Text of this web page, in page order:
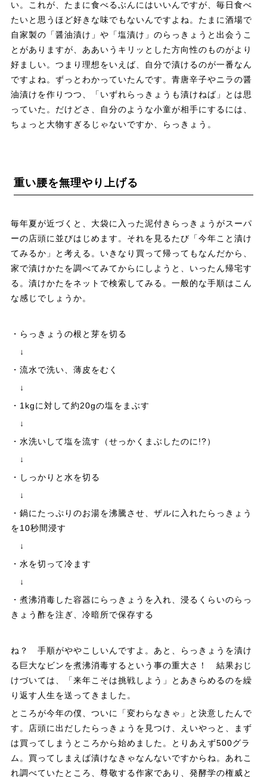
い。これが、たまに食べるぶんにはいいんですが、毎日食べ
たいと思うほど好きな味でもないんですよね。たまに酒場で
自家製の「醤油漬け」や「塩漬け」のらっきょうと出会うこ
とがありますが、ああいうキリッとした方向性のものがより
好ましい。つまり理想をいえば、自分で漬けるのが一番なん
ですよね。ずっとわかっていたんです。青唐辛子やニラの醤
油漬けを作りつつ、「いずれらっきょうも漬けねば」とは思
っていた。だけどさ、自分のような小童が相手にするには、
ちょっと大物すぎるじゃないですか、らっきょう。
重い腰を無理やり上げる
毎年夏が近づくと、大袋に入った泥付きらっきょうがスーパ
ーの店頭に並びはじめます。それを見るたび「今年こと漬け
てみるか」と考える。いきなり買って帰ってもなんだから、
家で漬けかたを調べてみてからにしようと、いったん帰宅す
る。漬けかたをネットで検索してみる。一般的な手順はこん
な感じでしょうか。
・らっきょうの根と芽を切る
↓
・流水で洗い、薄皮をむく
↓
・1kgに対して約20gの塩をまぶす
↓
・水洗いして塩を流す（せっかくまぶしたのに!?）
↓
・しっかりと水を切る
↓
・鍋にたっぷりのお湯を沸騰させ、ザルに入れたらっきょう
を10秒間浸す
↓
・水を切って冷ます
↓
・煮沸消毒した容器にらっきょうを入れ、浸るくらいのらっ
きょう酢を注ぎ、冷暗所で保存する
ね？ 手順がややこしいんですよ。あと、らっきょうを漬け
る巨大なビンを煮沸消毒するという事の重大さ！ 結果おじ
けづいては、「来年こそは挑戦しよう」とあきらめるのを繰
り返す人生を送ってきました。
ところが今年の僕、ついに「変わらなきゃ」と決意したんで
す。店頭に出だしたらっきょうを見つけ、えいやっと、まず
は買ってしまうところから始めました。とりあえず500グラ
ム。買ってしまえば漬けなきゃなんないですからね。あれこ
れ調べていたところ、尊敬する作家であり、発酵学の権威と